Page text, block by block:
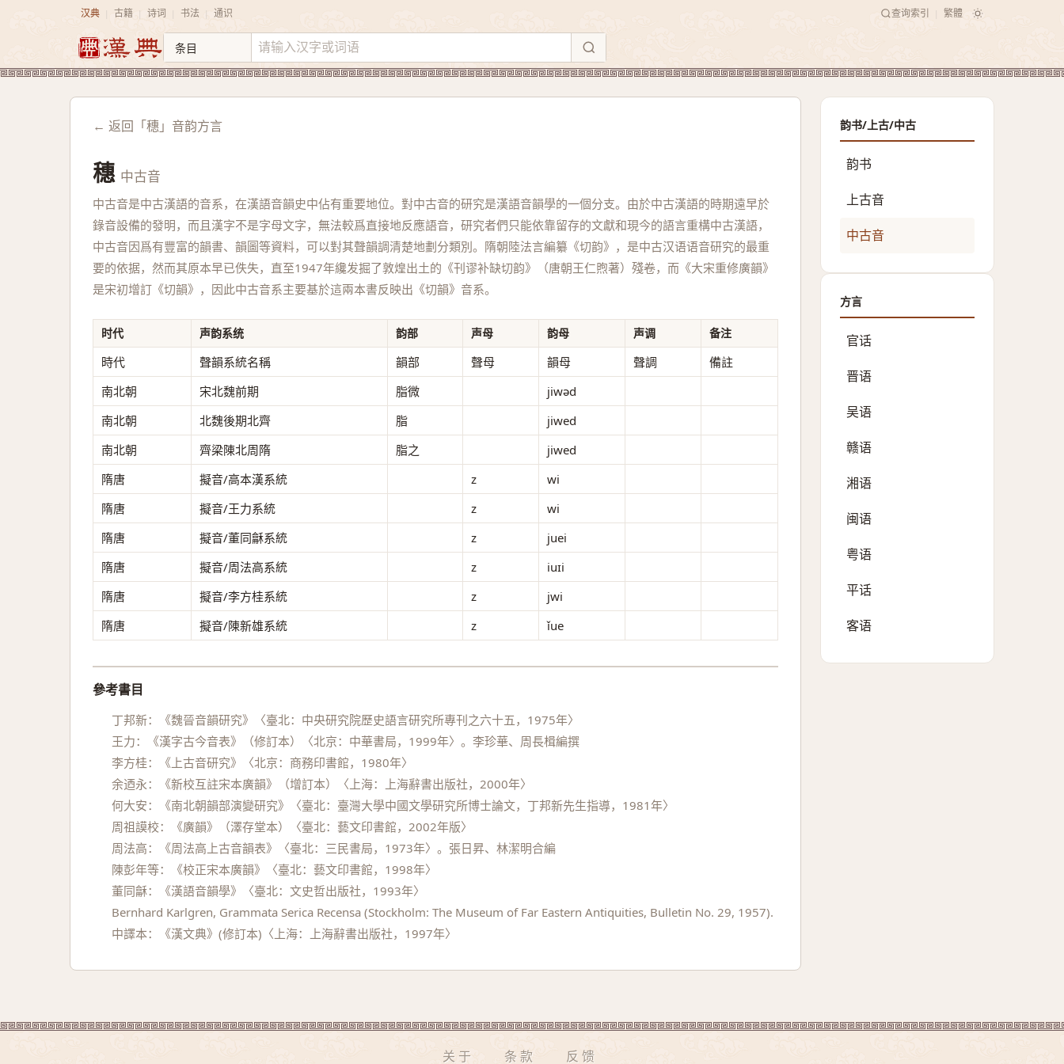
汉典 古籍 诗词 书法 通识 查询索引 繁體
← 返回「穗」音韵方言
穗 中古音
中古音是中古漢語的音系，在漢語音韻史中佔有重要地位。對中古音的研究是漢語音韻學的一個分支。由於中古漢語的時期遠早於
錄音設備的發明，而且漢字不是字母文字，無法較爲直接地反應語音，研究者們只能依靠留存的文獻和現今的語言重構中古漢語，
中古音因爲有豐富的韻書、韻圖等資料，可以對其聲韻調清楚地劃分類別。隋朝陸法言編纂《切韵》，是中古汉语语音研究的最重
要的依据，然而其原本早已佚失，直至1947年纔发掘了敦煌出土的《刊谬补缺切韵》（唐朝王仁煦著）殘卷，而《大宋重修廣韻》
是宋初增訂《切韻》，因此中古音系主要基於這兩本書反映出《切韻》音系。
时代 声韵系统 韵部 声母 韵母 声调 备注
時代 聲韻系統名稱 韻部 聲母 韻母 聲調
備註
南北朝
宋北魏前期 脂微
jiwəd
南北朝
北魏後期北齊 脂
jiwed
南北朝
齊梁陳北周隋 脂之
jiwed
隋唐
擬音/高本漢系統 z
wi
隋唐
擬音/王力系統 z
wi
隋唐
擬音/董同龢系統 z
juei
隋唐
擬音/周法高系統 z
iuɪi
隋唐
擬音/李方桂系統 z
jwi
隋唐
擬音/陳新雄系統 z ǐue
參考書目
丁邦新：《魏晉音韻研究》〈臺北：中央研究院歷史語言研究所專刊之六十五，1975年〉
王力：《漢字古今音表》（修訂本）〈北京：中華書局，1999年〉。李珍華、周長楫編撰
李方桂：《上古音研究》〈北京：商務印書館，1980年〉
余迺永：《新校互註宋本廣韻》（增訂本）〈上海：上海辭書出版社，2000年〉
何大安：《南北朝韻部演變研究》〈臺北：臺灣大學中國文學研究所博士論文，丁邦新先生指導，1981年〉
周祖謨校：《廣韻》（澤存堂本）〈臺北：藝文印書館，2002年版〉
周法高：《周法高上古音韻表》〈臺北：三民書局，1973年〉。張日昇、林潔明合編
陳彭年等：《校正宋本廣韻》〈臺北：藝文印書館，1998年〉
董同龢：《漢語音韻學》〈臺北：文史哲出版社，1993年〉
Bernhard Karlgren, Grammata Serica Recensa (Stockholm: The Museum of Far Eastern Antiquities, Bulletin No. 29, 1957).
中譯本：《漢文典》(修訂本)〈上海：上海辭書出版社，1997年〉
韵书/上古/中古
韵书
上古音
中古音
方言
官话
晋语
吴语
赣语
湘语
闽语
粤语
平话
客语
关于 条款 反馈